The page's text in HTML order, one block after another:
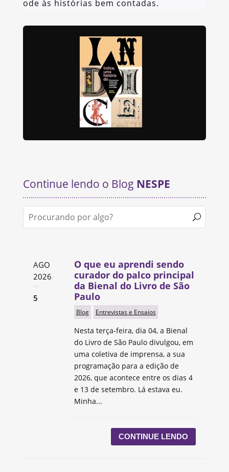
ode às histórias bem contadas.
Continue lendo o Blog NESPE
AGO
2026
5
O que eu aprendi sendo
curador do palco principal
da Bienal do Livro de São
Paulo
Blog Entrevistas e Ensaios
Nesta terça-feira, dia 04, a Bienal
do Livro de São Paulo divulgou, em
uma coletiva de imprensa, a sua
programação para a edição de
2026, que acontece entre os dias 4
e 13 de setembro. Lá estava eu.
Minha...
CONTINUE LENDO